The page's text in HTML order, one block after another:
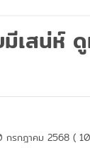
เสน่ห์
กรกฎาคม 2568 (